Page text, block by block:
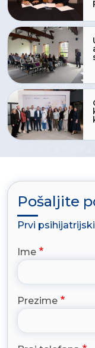
Pošaljite
Prvi
Ime
Prezime